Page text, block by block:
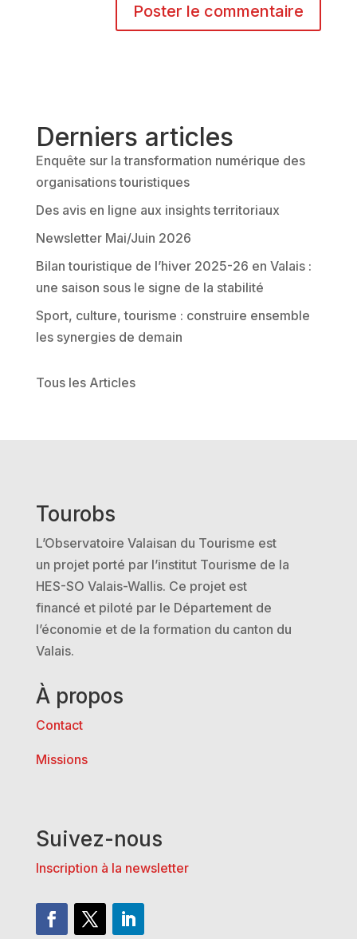
r
n
i
v
e
Derniers articles
Enquête sur la transformation numérique des
organisations touristiques
Des avis en ligne aux insights territoriaux
Newsletter Mai/Juin 2026
Bilan touristique de l’hiver 2025-26 en Valais :
une saison sous le signe de la stabilité
Sport, culture, tourisme : construire ensemble
les synergies de demain
Tous les Articles
Tourobs
L’Observatoire Valaisan du Tourisme est
un projet porté par l’institut Tourisme de la
HES-SO Valais-Wallis. Ce projet est
financé et piloté par le Département de
l’économie et de la formation du canton du
Valais.
À propos
Contact
Missions
Suivez-nous
Inscription à la newsletter